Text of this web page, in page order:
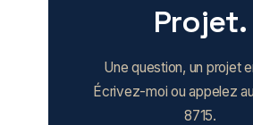
Projet.
Une question, un projet
Écrivez-moi ou appelez
8715.